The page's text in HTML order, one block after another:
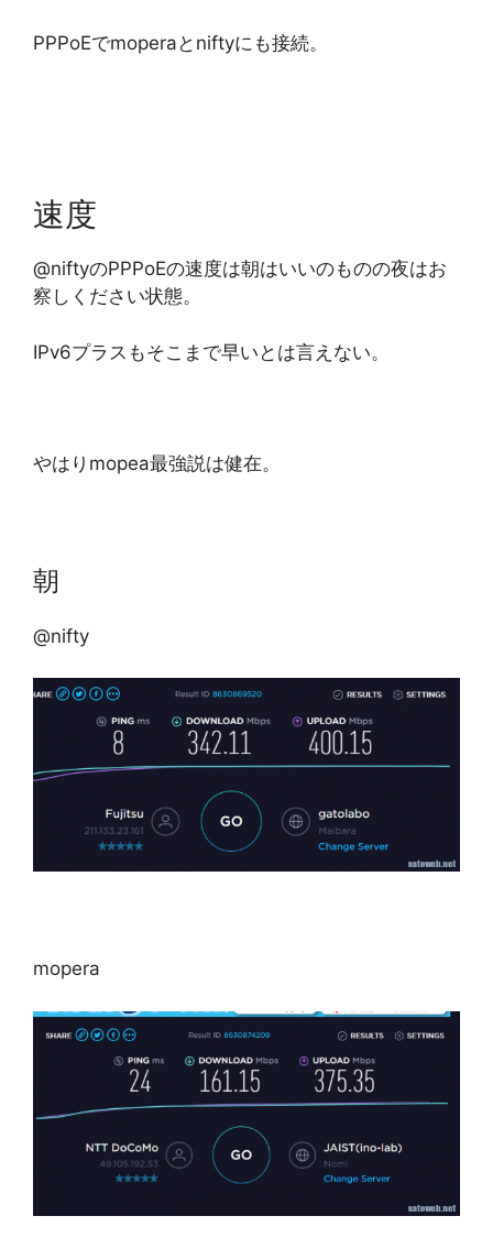
PPPoEでmoperaとniftyにも接続。
速度
@niftyのPPPoEの速度は朝はいいのものの夜はお
察しください状態。
IPv6プラスもそこまで早いとは言えない。
やはりmopea最強説は健在。
朝
@nifty
mopera